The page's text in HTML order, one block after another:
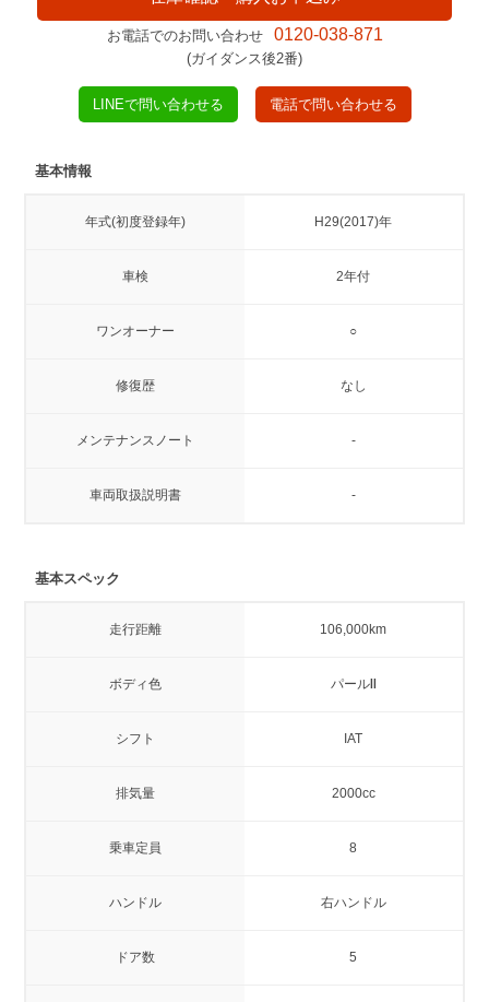
お電話でのお問い合わせ 0120-038-871
(ガイダンス後2番)
LINEで問い合わせる 電話で問い合わせる
基本情報
年式(初度登録年) H29(2017)年
車検 2年付
ワンオーナー ○
修復歴 なし
メンテナンスノート -
車両取扱説明書 -
基本スペック
走行距離 106,000km
ボディ色 パールⅡ
シフト IAT
排気量 2000cc
乗車定員 8
ハンドル 右ハンドル
ドア数 5